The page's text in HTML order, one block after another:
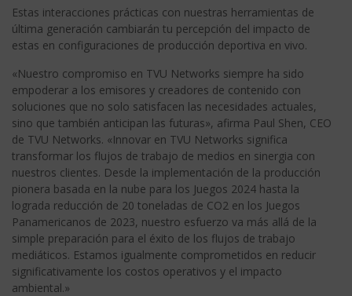
Estas interacciones prácticas con nuestras herramientas de
última generación cambiarán tu percepción del impacto de
estas en configuraciones de producción deportiva en vivo.
«Nuestro compromiso en TVU Networks siempre ha sido
empoderar a los emisores y creadores de contenido con
soluciones que no solo satisfacen las necesidades actuales,
sino que también anticipan las futuras», afirma Paul Shen, CEO
de TVU Networks. «Innovar en TVU Networks significa
transformar los flujos de trabajo de medios en sinergia con
nuestros clientes. Desde la implementación de la producción
pionera basada en la nube para los Juegos 2024 hasta la
lograda reducción de 20 toneladas de CO2 en los Juegos
Panamericanos de 2023, nuestro esfuerzo va más allá de la
simple preparación para el éxito de los flujos de trabajo
mediáticos. Estamos igualmente comprometidos en reducir
significativamente los costos operativos y el impacto
ambiental.»